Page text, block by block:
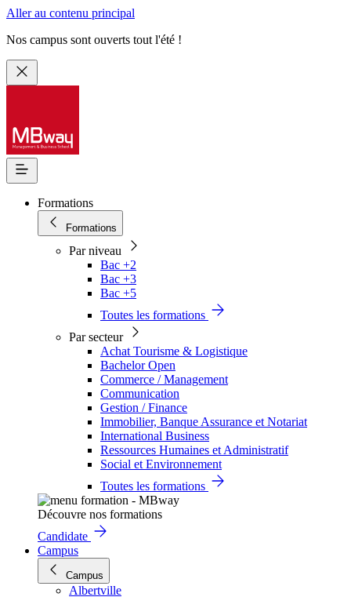
Aller au contenu principal
Nos campus sont ouverts tout l'été !
Formations
Formations
Par niveau
Bac +2
Bac +3
Bac +5
Toutes les formations
Par secteur
Achat Tourisme & Logistique
Bachelor Open
Commerce / Management
Communication
Gestion / Finance
Immobilier, Banque Assurance et Notariat
International Business
Ressources Humaines et Administratif
Social et Environnement
Toutes les formations
Découvre nos formations
Candidate
Campus
Campus
Albertville